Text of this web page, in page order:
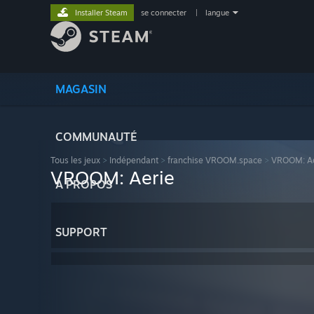
MAGASIN
COMMUNAUTÉ
À PROPOS
SUPPORT
Installer Steam se connecter langue
Tous les jeux > Indépendant > franchise VROOM.space > VROOM:
VROOM: Aerie